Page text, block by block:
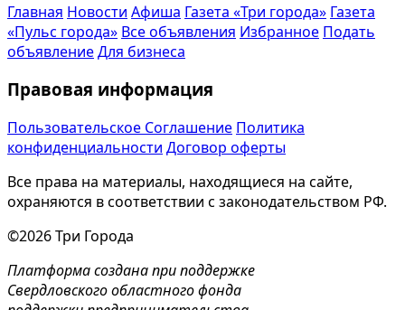
Главная Новости Афиша Газета «Три города» Газета
«Пульс города» Все объявления Избранное Подать
объявлениеДля бизнеса
Правовая информация
Пользовательское Соглашение Политика
конфиденциальности Договор оферты
Все права на материалы, находящиеся на сайте,
охраняются в соответствии с законодательством РФ.
©2026 Три Города
Платформа создана при поддержке
Свердловского областного фонда